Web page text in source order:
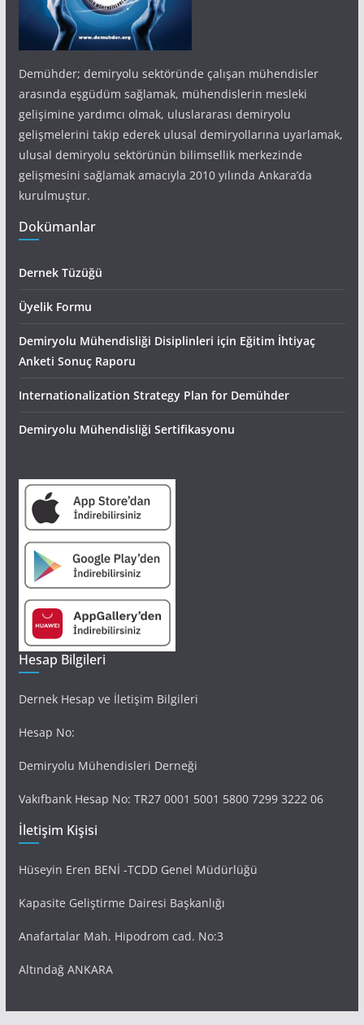
Demühder; demiryolu sektöründe çalışan mühendisler
arasında eşgüdüm sağlamak, mühendislerin mesleki
gelişimine yardımcı olmak, uluslararası demiryolu
gelişmelerini takip ederek ulusal demiryollarına uyarlamak,
ulusal demiryolu sektörünün bilimsellik merkezinde
gelişmesini sağlamak amacıyla 2010 yılında Ankara’da
kurulmuştur.
Dokümanlar
Dernek Tüzüğü
Üyelik Formu
Demiryolu Mühendisliği Disiplinleri için Eğitim İhtiyaç
Anketi Sonuç Raporu
Internationalization Strategy Plan for Demühder
Demiryolu Mühendisliği Sertifikasyonu
Hesap Bilgileri
Dernek Hesap ve İletişim Bilgileri
Hesap No:
Demiryolu Mühendisleri Derneği
Vakıfbank Hesap No: TR27 0001 5001 5800 7299 3222 06
İletişim Kişisi
Hüseyin Eren BENİ -TCDD Genel Müdürlüğü
Kapasite Geliştirme Dairesi Başkanlığı
Anafartalar Mah. Hipodrom cad. No:3
Altındağ ANKARA